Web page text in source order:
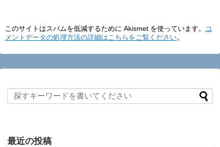
このサイトはスパムを低減するために Akismet を使っています。
コ
メントデータの処理方法の詳細はこちらをご覧ください。
最近の投稿